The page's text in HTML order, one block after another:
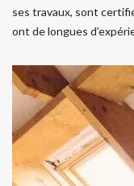
ses travaux, sont
ont de longues